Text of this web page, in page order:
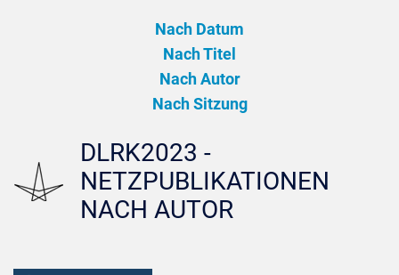
Nach Datum
Nach Titel
Nach Autor
Nach Sitzung
DLRK2023 -
NETZPUBLIKATIONEN
NACH AUTOR